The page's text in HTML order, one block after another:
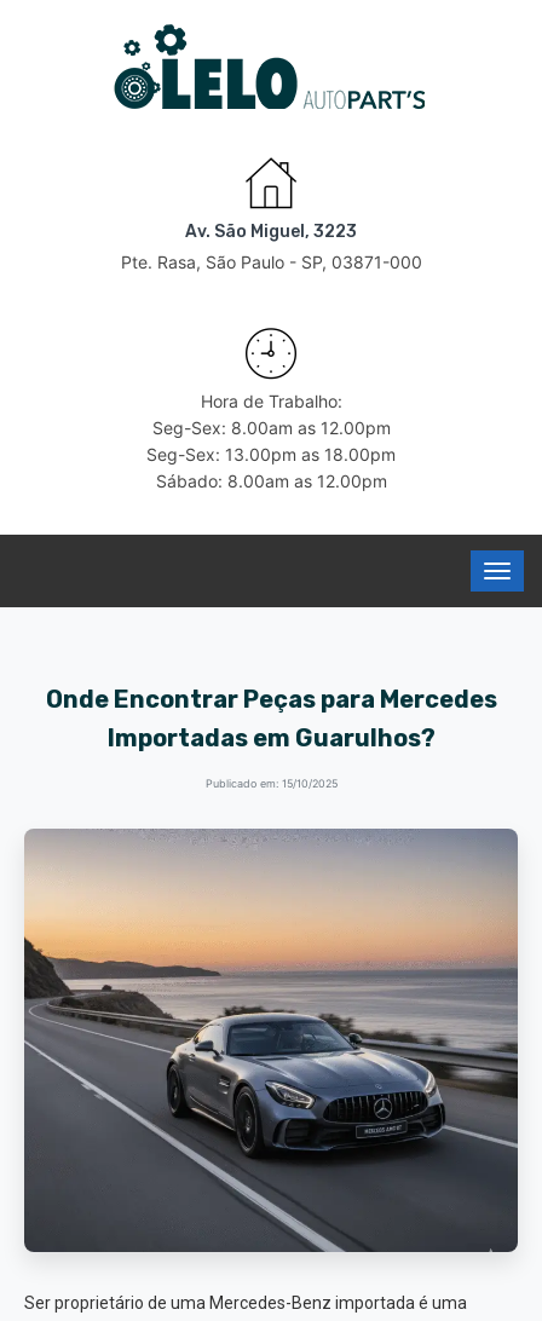
Av. São Miguel, 3223
Pte. Rasa, São Paulo - SP, 03871-000
Hora de Trabalho:
Seg-Sex: 8.00am as 12.00pm
Seg-Sex: 13.00pm as 18.00pm
Sábado: 8.00am as 12.00pm
Onde Encontrar Peças para Mercedes
Importadas em Guarulhos?
Publicado em: 15/10/2025
Ser proprietário de uma Mercedes-Benz importada é uma